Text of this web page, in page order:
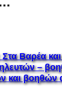
Βαρέα και
–
και